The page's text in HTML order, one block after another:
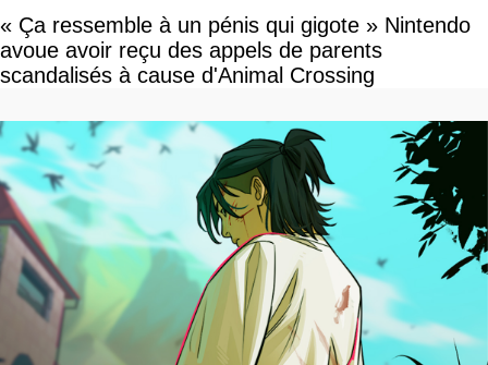
« Ça ressemble à un pénis qui gigote » Nintendo
avoue avoir reçu des appels de parents
scandalisés à cause d'Animal Crossing